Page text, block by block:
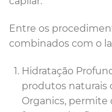
Entre os
combinados com o
Hidratação
produtos naturais
Organics,